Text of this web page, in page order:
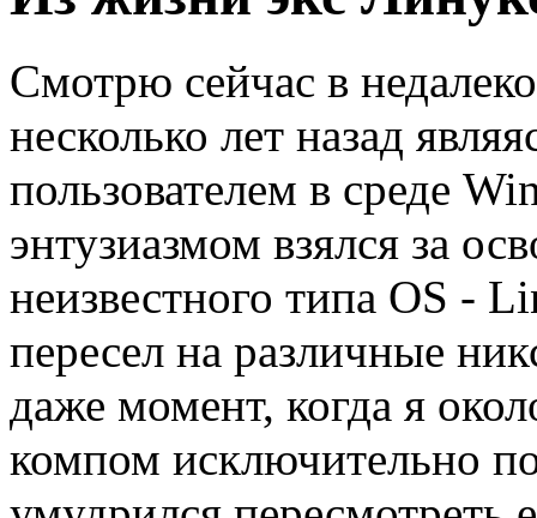
Смотрю сейчас в
несколько лет назад
пользователем в среде
энтузиазмом взялся за
неизвестного типа OS -
пересел на различные
даже момент, когда я
компом исключительно